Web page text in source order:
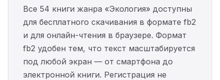
Все 54 книги жанра «Экология» доступны
для бесплатного скачивания в формате fb2
и для онлайн-чтения в браузере. Формат
fb2 удобен тем, что текст масштабируется
под любой экран — от смартфона до
электронной книги. Регистрация не